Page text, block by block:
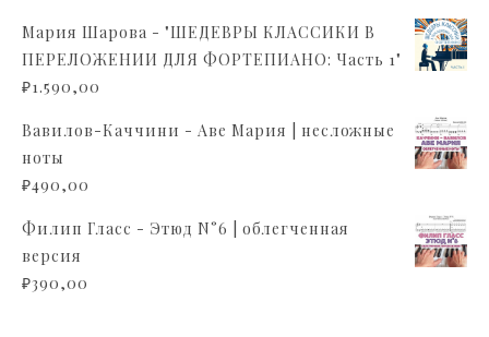
Мария Шарова - "ШЕДЕВРЫ КЛАССИКИ В
ПЕРЕЛОЖЕНИИ ДЛЯ ФОРТЕПИАНО: Часть 1"
₽1.590,00
Вавилов-Каччини - Аве Мария | несложные
ноты
₽490,00
Филип Гласс - Этюд N°6 | облегченная
версия
₽390,00